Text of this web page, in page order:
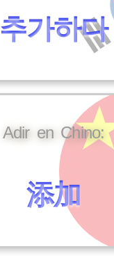
추가하다
Adir en Chino:
添加